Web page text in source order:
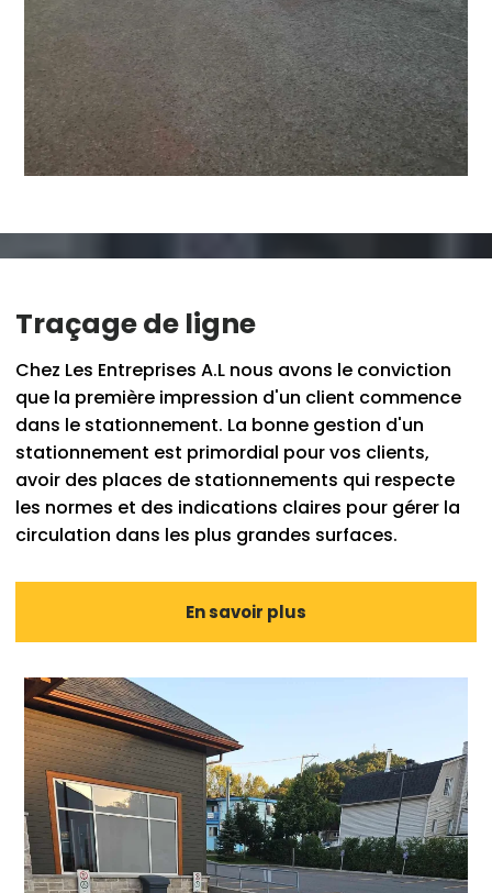
Traçage de ligne
Chez Les Entreprises A.L nous avons le conviction
que la première impression d'un client commence
dans le stationnement. La bonne gestion d'un
stationnement est primordial pour vos clients,
avoir des places de stationnements qui respecte
les normes et des indications claires pour gérer la
circulation dans les plus grandes surfaces.
En savoir plus